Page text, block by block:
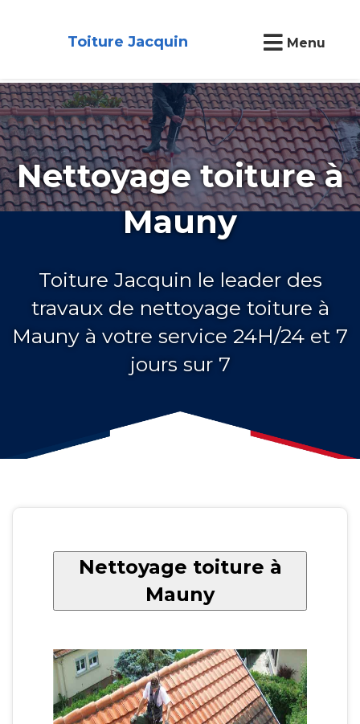
Toiture Jacquin Menu
Nettoyage toiture à
Mauny
Toiture Jacquin le leader des
travaux de nettoyage toiture à
Mauny à votre service 24H/24 et 7
jours sur 7
Nettoyage toiture à
Mauny